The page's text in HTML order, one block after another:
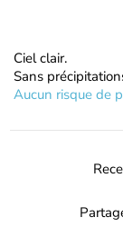
Ciel clair.
Sans
Aucun risque de